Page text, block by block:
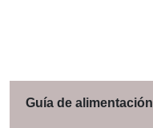
Guía de alimentación